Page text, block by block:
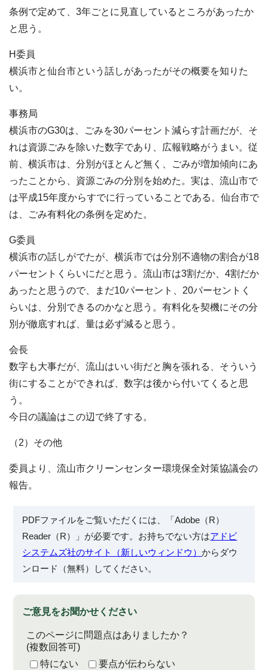
条例で定めて、3年ごとに見直しているところがあったか
と思う。
H委員
横浜市と仙台市という話しがあったがその概要を知りた
い。
事務局
横浜市のG30は、ごみを30パーセント減らす計画だが、そ
れは資源ごみを除いた数字であり、広報戦略がうまい。従
前、横浜市は、分別がほとんど無く、ごみが増加傾向にあ
ったことから、資源ごみの分別を始めた。実は、流山市で
は平成15年度からすでに行っていることである。仙台市で
は、ごみ有料化の条例を定めた。
G委員
横浜市の話しがでたが、横浜市では分別不適物の割合が18
パーセントくらいにだと思う。流山市は3割だか、4割だか
あったと思うので、まだ10パーセント、20パーセントく
らいは、分別できるのかなと思う。有料化を契機にその分
別が徹底すれば、量は必ず減ると思う。
会長
数字も大事だが、流山はいい街だと胸を張れる、そういう
街にすることができれば、数字は後から付いてくると思
う。
今日の議論はこの辺で終了する。
（2）その他
委員より、流山市クリーンセンター環境保全対策協議会の
報告。
PDFファイルをご覧いただくには、「Adobe（R）
Reader（R）」が必要です。お持ちでない方はアドビ
システムズ社のサイト（新しいウィンドウ）からダウ
ンロード（無料）してください。
ご意見をお聞かせください
このページに問題点はありましたか？
(複数回答可)
特にない
要点が伝わらない